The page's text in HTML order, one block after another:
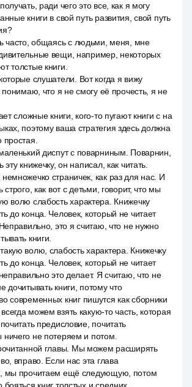
ради чего это все, как я могу
книги в свой путь развития, свой путь
часто, общаясь с людьми, меня, мне
вещи, например, некоторых
толстые книги.
слушатели. Вот когда я вижу
понимаю, что я не смогу её прочесть, я не
сложные книги, кого-то пугают книги с на
поэтому ваша стратегия здесь должна
простая.
диспут с поварниным. Поварнин,
эту книжечку, он написал, как читать.
страничек, как раз для нас. И
строго, как вот с детьми, говорит, что мы
волю слабость характера. Книжечку
до конца. Человек, который не читает
это я считаю, что не нужно
книги.
волю, слабость характера. Книжечку
до конца. Человек, который не читает
это делает. Я считаю, что не
дочитывать книги, потому что
современных книг пишутся как сборники
можем взять какую-то часть, которая
предисловие, почитать
не потеряем и потом.
главы. Мы можем расширять
вправо. Если нас эта глава
мы прочитаем ещё следующую, потом